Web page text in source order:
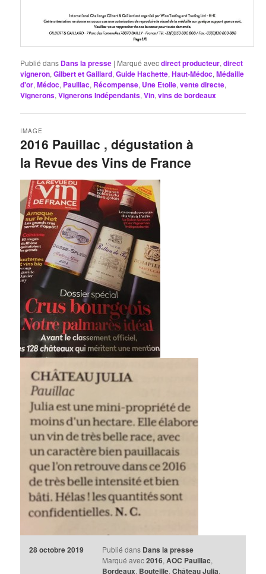
Publié dans Dans la presse | Marqué avecdirect producteur,direct
vigneron,Gilbert et Gaillard,Guide Hachette,Haut-Médoc,Médaille
d'or,Médoc, Pauillac, Récompense, Une Etoile,vente directe,
Vignerons,Vignerons Indépendants,Vin,vins de bordeaux
2016 Pauillac , dégustation à
la Revue des Vins de France
IMAGE
28 octobre 2019 Publié dans Dans la presse
Marqué avec 2016, AOC Pauillac,
Bordeaux, Bouteille, Château Julia,